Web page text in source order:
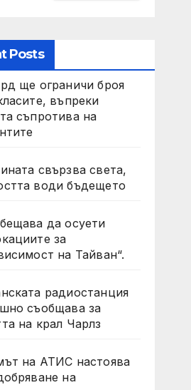
Posts
ще ограничи броя
въпреки
съпротива на
свързва света,
води бъдещето
да осуети
за
на Тайван“.
радиостанция
съобщава за
на крал Чарлз
на АТИС настоява
на